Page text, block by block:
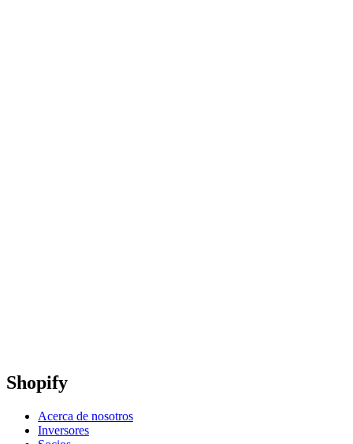
Shopify
Acerca de nosotros
Inversores